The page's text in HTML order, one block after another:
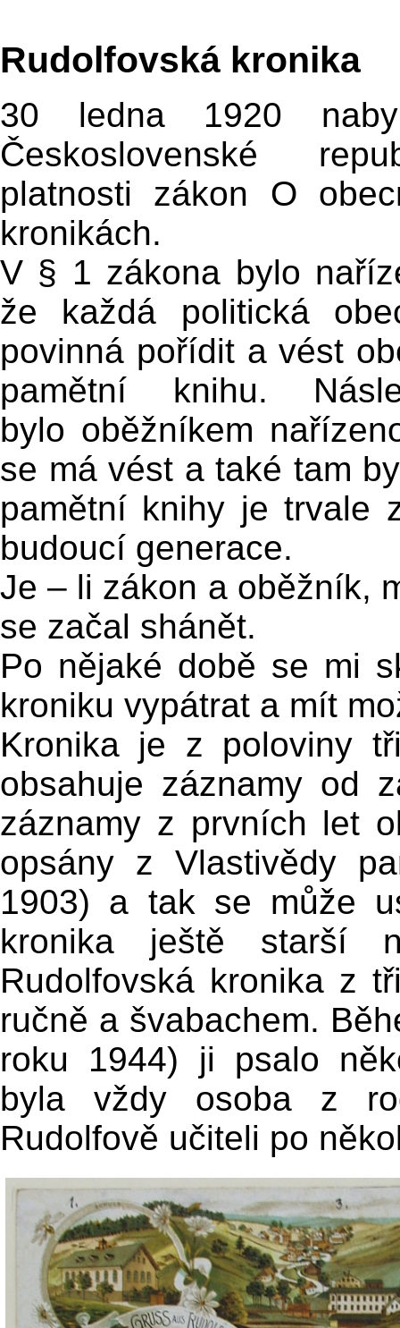
Rudolfovská kronika
30 ledna 1920
Československé
platnosti zákon O
kronikách.
V § 1 zákona bylo
že každá politická
povinná pořídit a vést
pamětní knihu.
bylo oběžníkem
se má vést a také tam
pamětní knihy je trvale
budoucí generace.
Je – li zákon a oběžník,
se začal shánět.
Po nějaké době se mi
kroniku vypátrat a mít
Kronika je z poloviny
obsahuje záznamy od
záznamy z prvních let
opsány z Vlastivědy
1903) a tak se může
kronika ještě starší
Rudolfovská kronika z
ručně a švabachem.
roku 1944) ji psalo
byla vždy osoba z
Rudolfově učiteli po